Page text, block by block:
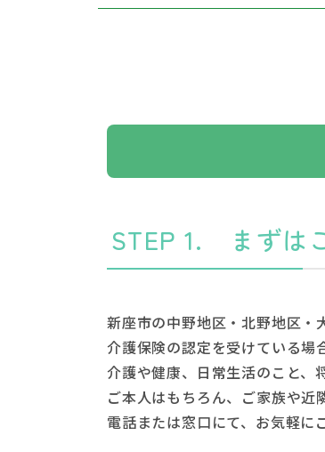
STEP 1. まずは
新座市の中野地区・北野地区・
介護保険の認定を受けている場
介護や健康、日常生活のこと、
ご本人はもちろん、ご家族や近
電話または窓口にて、お気軽に